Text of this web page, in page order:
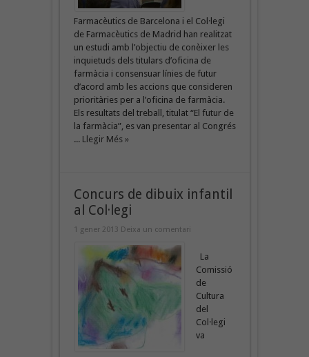
Farmacèutics de Barcelona i el Col·legi
de Farmacèutics de Madrid han realitzat
un estudi amb l’objectiu de conèixer les
inquietuds dels titulars d’oficina de
farmàcia i consensuar línies de futur
d’acord amb les accions que consideren
prioritàries per a l’oficina de farmàcia.
Els resultats del treball, titulat “El futur de
la farmàcia”, es van presentar al Congrés
... Llegir Més »
Concurs de dibuix infantil
al Col·legi
1 gener 2013 Deixa un comentari
La
Comissió
de
Cultura
del
Col·legi
va